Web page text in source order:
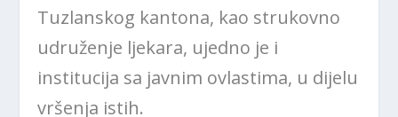
Tuzlanskog kantona, kao strukovno
udruženje ljekara, ujedno je i
institucija sa javnim ovlastima, u dijelu
vršenja istih.